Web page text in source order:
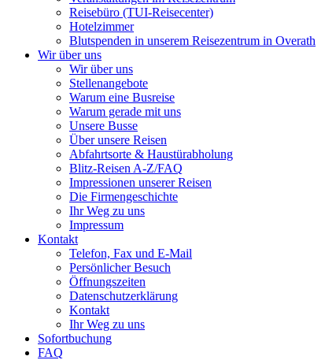
Reisebüro (TUI-Reisecenter)
Hotelzimmer
Blutspenden in unserem Reisezentrum in Overath
Wir über uns
Wir über uns
Stellenangebote
Warum eine Busreise
Warum gerade mit uns
Unsere Busse
Über unsere Reisen
Abfahrtsorte & Haustürabholung
Blitz-Reisen A-Z/FAQ
Impressionen unserer Reisen
Die Firmengeschichte
Ihr Weg zu uns
Impressum
Kontakt
Telefon, Fax und E-Mail
Persönlicher Besuch
Öffnungszeiten
Datenschutzerklärung
Kontakt
Ihr Weg zu uns
Sofortbuchung
FAQ